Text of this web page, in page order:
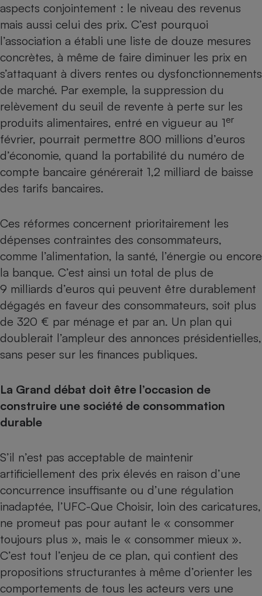
aspects conjointement : le niveau des revenus
mais aussi celui des prix. C’est pourquoi
l’association a établi une liste de douze mesures
concrètes, à même de faire diminuer les prix en
s’attaquant à divers rentes ou dysfonctionnements
de marché. Par exemple, la suppression du
relèvement du seuil de revente à perte sur les
produits alimentaires, entré en vigueur au 1er
février, pourrait permettre 800 millions d’euros
d’économie, quand la portabilité du numéro de
compte bancaire générerait 1,2 milliard de baisse
des tarifs bancaires.
Ces réformes concernent prioritairement les
dépenses contraintes des consommateurs,
comme l’alimentation, la santé, l’énergie ou encore
la banque. C’est ainsi un total de plus de
9 milliards d’euros qui peuvent être durablement
dégagés en faveur des consommateurs, soit plus
de 320 € par ménage et par an. Un plan qui
doublerait l’ampleur des annonces présidentielles,
sans peser sur les finances publiques.
La Grand débat doit être l’occasion de
construire une société de consommation
durable
S’il n’est pas acceptable de maintenir
artificiellement des prix élevés en raison d’une
concurrence insuffisante ou d’une régulation
inadaptée, l’UFC-Que Choisir, loin des caricatures,
ne promeut pas pour autant le « consommer
toujours plus », mais le « consommer mieux ».
C’est tout l’enjeu de ce plan, qui contient des
propositions structurantes à même d’orienter les
comportements de tous les acteurs vers une
Plaque de cuisson à
induction
Ventilateur
Cafetière à expressos
Robot ménager
Téléphone mobile -
Smartphone
Radiateur électrique
Climatiseur -
Ventilateur